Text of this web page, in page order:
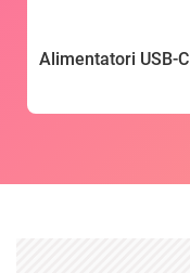
Alimentatori USB-C